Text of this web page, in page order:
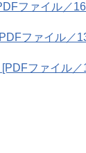
ファイル／
ファイル／
ファイル／